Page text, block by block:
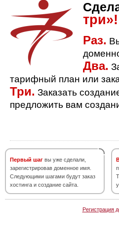
три»!
Раз.
Два.
тарифный план или
Три. Заказать
предложить вам
Первый шаг вы уже сделали,
зарегистрировав доменное имя.
Следующими шагами будут заказ
хостинга и создание сайта.
Регистрация